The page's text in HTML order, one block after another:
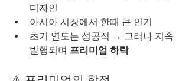
디자인
아시아 시장에서 한때 큰 인기
초기 연도는 성공적 → 그러나 지속
발행되며 프리미엄 하락